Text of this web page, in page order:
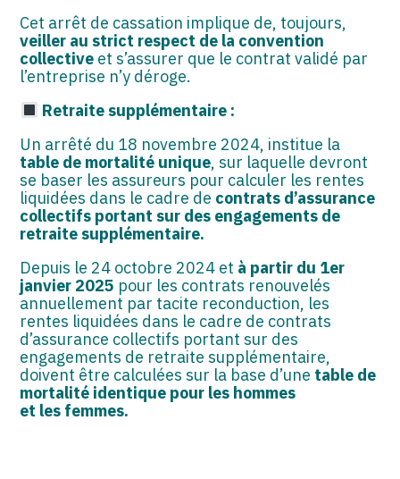
Cet arrêt de cassation implique de, toujours,
veiller au strict respect de la convention
collective et s’assurer que le contrat validé par
l’entreprise n’y déroge.
Retraite supplémentaire :
Un arrêté du 18 novembre 2024, institue la
table de mortalité unique, sur laquelle devront
se baser les assureurs pour calculer les rentes
liquidées dans le cadre de contrats d’assurance
collectifs portant sur des engagements de
retraite supplémentaire.
Depuis le 24 octobre 2024 et à partir du 1er
janvier 2025 pour les contrats renouvelés
annuellement par tacite reconduction, les
rentes liquidées dans le cadre de contrats
d’assurance collectifs portant sur des
engagements de retraite supplémentaire,
doivent être calculées sur la base d’une table de
mortalité identique pour les hommes
et les femmes.